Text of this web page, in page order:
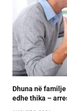
Dhuna në
edhe thika –